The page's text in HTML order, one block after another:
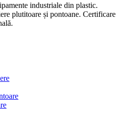
industriale din plastic.
plutitoare și pontoane. Certificare